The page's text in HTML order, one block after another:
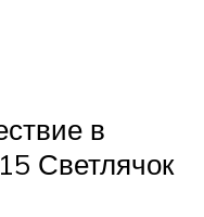
в
Светлячок